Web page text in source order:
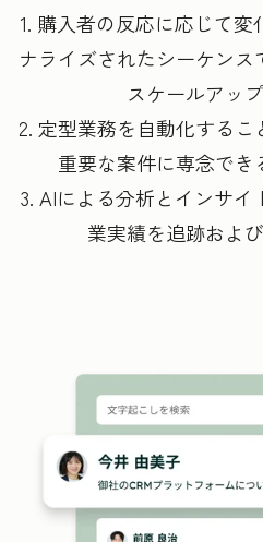
1. 購入者の反応に応じて
ナライズされたシーケン
スケールアッ
2. 定型業務を自動化する
重要な案件に専念でき
3. AIによる分析とインサ
業実績を追跡およ